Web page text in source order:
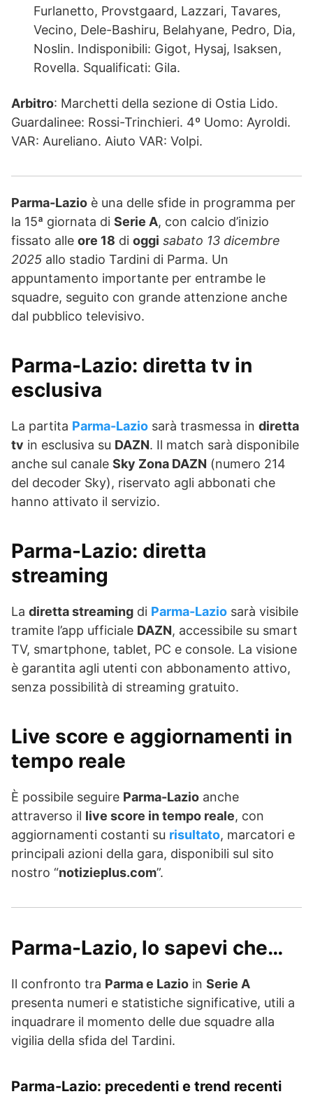
Furlanetto, Provstgaard, Lazzari, Tavares,
Vecino, Dele-Bashiru, Belahyane, Pedro, Dia,
Noslin. Indisponibili: Gigot, Hysaj, Isaksen,
Rovella. Squalificati: Gila.
Arbitro: Marchetti della sezione di Ostia Lido.
Guardalinee: Rossi-Trinchieri. 4º Uomo: Ayroldi.
VAR: Aureliano. Aiuto VAR: Volpi.
Parma-Lazio è una delle sfide in programma per
la 15ª giornata di Serie A, con calcio d’inizio
fissato alle ore 18 di oggi sabato 13 dicembre
2025 allo stadio Tardini di Parma. Un
appuntamento importante per entrambe le
squadre, seguito con grande attenzione anche
dal pubblico televisivo.
Parma-Lazio: diretta tv in
esclusiva
La partita Parma-Lazio sarà trasmessa in diretta
tv in esclusiva su DAZN. Il match sarà disponibile
anche sul canale Sky Zona DAZN (numero 214
del decoder Sky), riservato agli abbonati che
hanno attivato il servizio.
Parma-Lazio: diretta
streaming
La diretta streaming di Parma-Lazio sarà visibile
tramite l’app ufficiale DAZN, accessibile su smart
TV, smartphone, tablet, PC e console. La visione
è garantita agli utenti con abbonamento attivo,
senza possibilità di streaming gratuito.
Live score e aggiornamenti in
tempo reale
È possibile seguire Parma-Lazio anche
attraverso il live score in tempo reale, con
aggiornamenti costanti su risultato, marcatori e
principali azioni della gara, disponibili sul sito
nostro “notizieplus.com”.
Parma-Lazio, lo sapevi che…
Il confronto tra Parma e Lazio in Serie A
presenta numeri e statistiche significative, utili a
inquadrare il momento delle due squadre alla
vigilia della sfida del Tardini.
Parma-Lazio: precedenti e trend recenti